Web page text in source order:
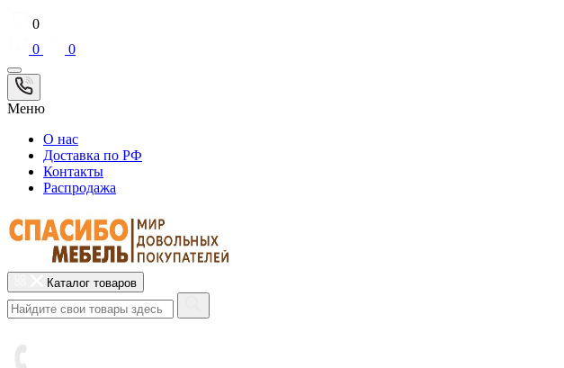
0
0
0
Меню
О нас
Доставка по РФ
Контакты
Распродажа
Каталог товаров